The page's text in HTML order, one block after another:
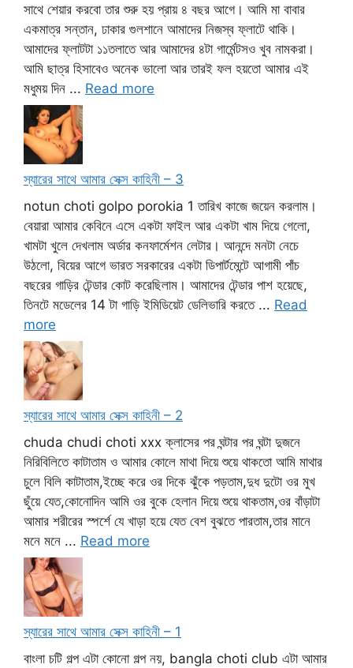
সাথে শেয়ার করবো তার শুরু হয় প্রায় ৪ বছর আগে। আমি মা বাবার
একমাত্র সন্তান, ঢাকার গুলশানে আমাদের নিজস্ব ফ্লাটে থাকি।
আমাদের ফ্লাটটা ১১তলাতে আর আমাদের ৪টা গার্মেন্টসও খুব নামকরা।
আমি ছাত্র হিসাবেও অনেক ভালো আর তারই ফল হয়তো আমার এই
মধুময় দিন ... Read more
স্যারের সাথে আমার সেক্স কাহিনী – 3
notun choti golpo porokia 1 তারিখ কাজে জয়েন করলাম।
বেয়ারা আমার কেবিনে এসে একটা ফাইল আর একটা খাম দিয়ে গেলো,
খামটা খুলে দেখলাম অর্ডার কনফার্মেশন লেটার। আনন্দে মনটা নেচে
উঠলো, বিয়ের আগে ভারত সরকারের একটা ডিপার্টমেন্টে আগামী পাঁচ
বছরের গাড়ির টেন্ডার কোট করেছিলাম। আমাদের টেন্ডার পাশ হয়েছে,
তিনটে মডেলের 14 টা গাড়ি ইমিডিয়েট ডেলিভারি করতে ... Read
more
স্যারের সাথে আমার সেক্স কাহিনী – 2
chuda chudi choti xxx ক্লাসের পর ঘন্টার পর ঘন্টা দুজনে
নিরিবিলিতে কাটাতাম ও আমার কোলে মাথা দিয়ে শুয়ে থাকতো আমি মাথার
চুলে বিলি কাটাতাম,ইচ্ছে করে ওর দিকে ঝুঁকে পড়তাম,দুধ দুটো ওর মুখ
ছুঁয়ে যেত,কোনোদিন আমি ওর বুকে হেলান দিয়ে শুয়ে থাকতাম,ওর বাঁড়াটা
আমার শরীরের স্পর্শে যে খাড়া হয়ে যেত বেশ বুঝতে পারতাম,তার মানে
মনে মনে ... Read more
স্যারের সাথে আমার সেক্স কাহিনী – 1
বাংলা চটি গল্প এটা কোনো গল্প নয়, bangla choti club এটা আমার